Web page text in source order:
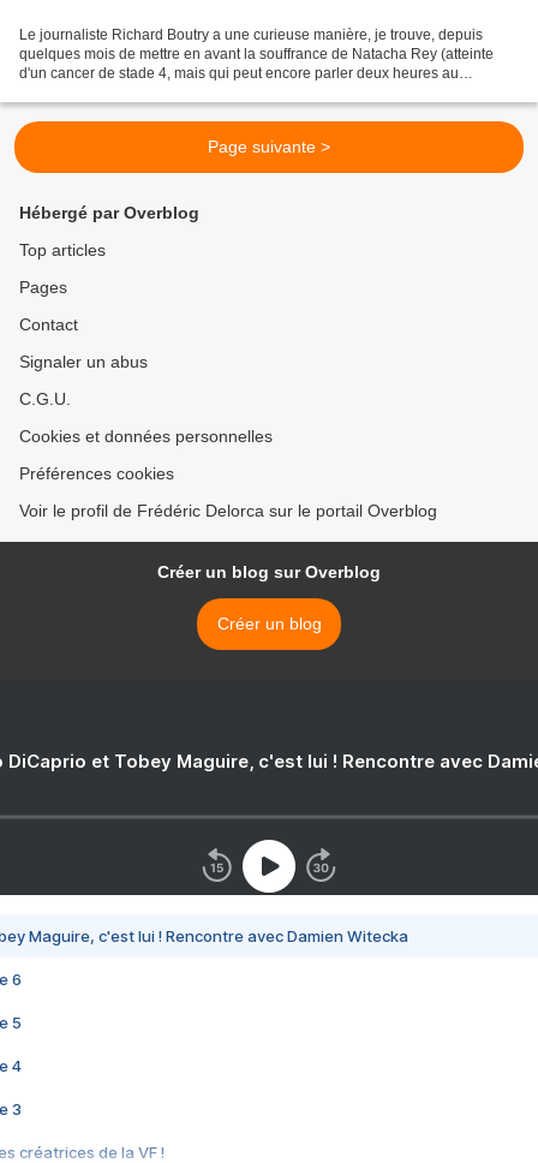
Le journaliste Richard Boutry a une curieuse manière, je trouve, depuis
quelques mois de mettre en avant la souffrance de Natacha Rey (atteinte
d'un cancer de stade 4, mais qui peut encore parler deux heures au
Page suivante >
Hébergé par Overblog
Top articles
Pages
Contact
Signaler un abus
C.G.U.
Cookies et données personnelles
Préférences cookies
Voir le profil de Frédéric Delorca sur le portail Overblog
Créer un blog sur Overblog
Créer un blog
DiCaprio et Tobey Maguire, c'est lui ! Rencontre avec
Maguire, c'est lui ! Rencontre avec Damien Witecka
6
5
4
3
créatrices de la VF !